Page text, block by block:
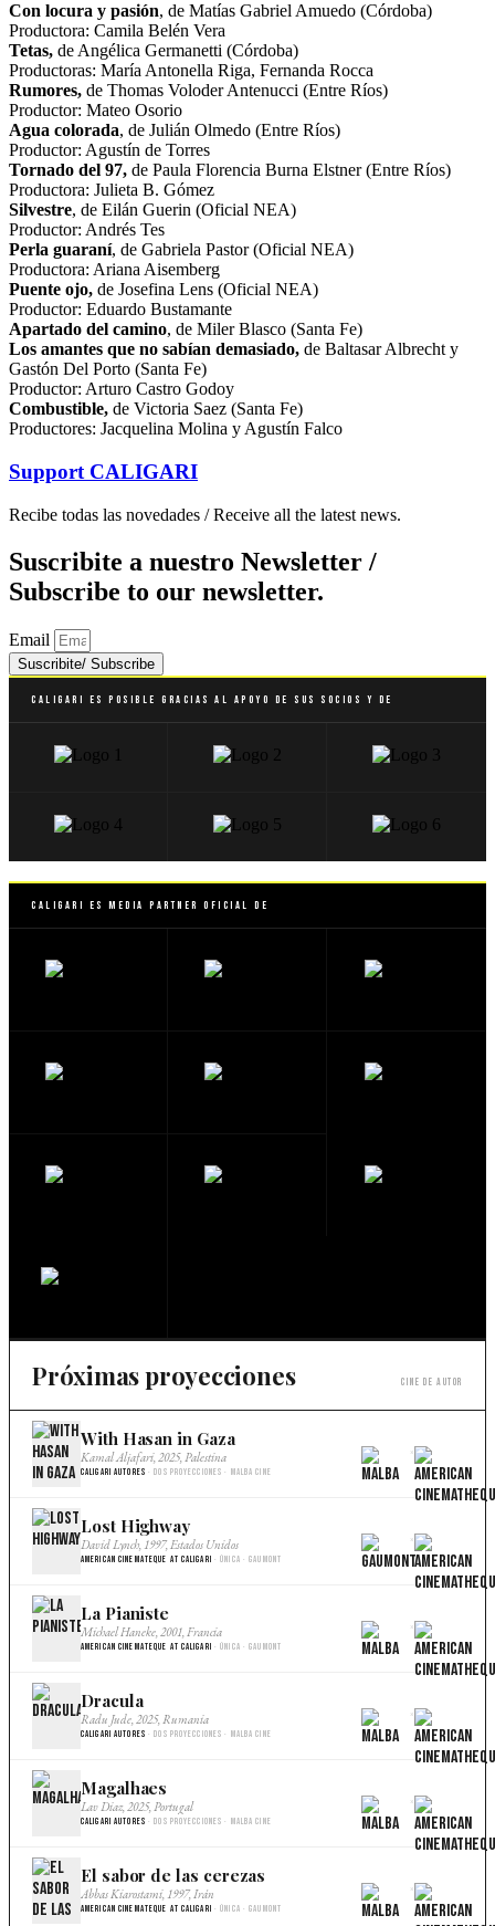
Con locura y pasión, de Matías Gabriel Amuedo (Córdoba)
Productora: Camila Belén Vera
Tetas, de Angélica Germanetti (Córdoba)
Productoras: María Antonella Riga, Fernanda Rocca
Rumores, de Thomas Voloder Antenucci (Entre Ríos)
Productor: Mateo Osorio
Agua colorada, de Julián Olmedo (Entre Ríos)
Productor: Agustín de Torres
Tornado del 97, de Paula Florencia Burna Elstner (Entre Ríos)
Productora: Julieta B. Gómez
Silvestre, de Eilán Guerin (Oficial NEA)
Productor: Andrés Tes
Perla guaraní, de Gabriela Pastor (Oficial NEA)
Productora: Ariana Aisemberg
Puente ojo, de Josefina Lens (Oficial NEA)
Productor: Eduardo Bustamante
Apartado del camino, de Miler Blasco (Santa Fe)
Los amantes que no sabían demasiado, de Baltasar Albrecht y
Gastón Del Porto (Santa Fe)
Productor: Arturo Castro Godoy
Combustible, de Victoria Saez (Santa Fe)
Productores: Jacquelina Molina y Agustín Falco
Support CALIGARI
Recibe todas las novedades / Receive all the latest news.
Suscribite a nuestro Newsletter /
Subscribe to our newsletter.
Email
Suscribite/ Subscribe
Caligari es posible gracias al apoyo de sus socios y de
Caligari es Media Partner Oficial de
Próximas proyecciones Cine de autor
With Hasan in Gaza
Kamal Aljafari, 2025, Palestina
Caligari Autores · Dos proyecciones · Malba Cine
×
Lost Highway
David Lynch, 1997, Estados Unidos
American Cinemateque at Caligari · Única · Gaumont
×
La Pianiste
Michael Haneke, 2001, Francia
American Cinemateque at Caligari · Única · Gaumont
×
Dracula
Radu Jude, 2025, Rumania
Caligari Autores · Dos proyecciones · Malba Cine
×
Magalhaes
Lav Diaz, 2025, Portugal
Caligari Autores · Dos proyecciones · Malba Cine
×
El sabor de las cerezas
Abbas Kiarostami, 1997, Irán
American Cinemateque at Caligari · Única · Gaumont
×